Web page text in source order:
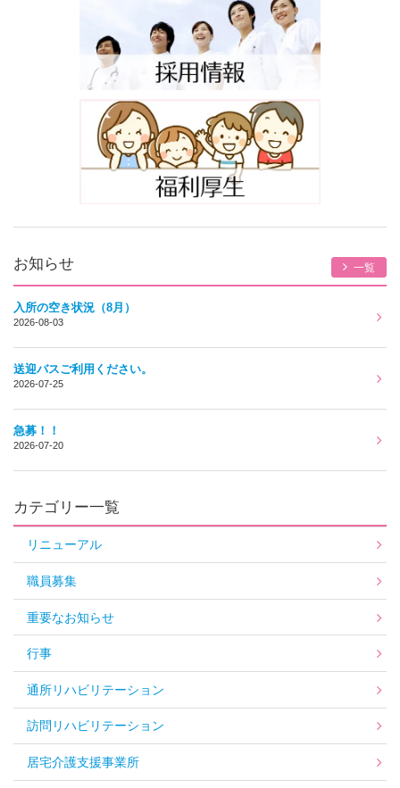
お知らせ 一覧
入所の空き状況（8月）
2026-08-03
送迎バスご利用ください。
2026-07-25
急募！！
2026-07-20
カテゴリー一覧
リニューアル
職員募集
重要なお知らせ
行事
通所リハビリテーション
訪問リハビリテーション
居宅介護支援事業所